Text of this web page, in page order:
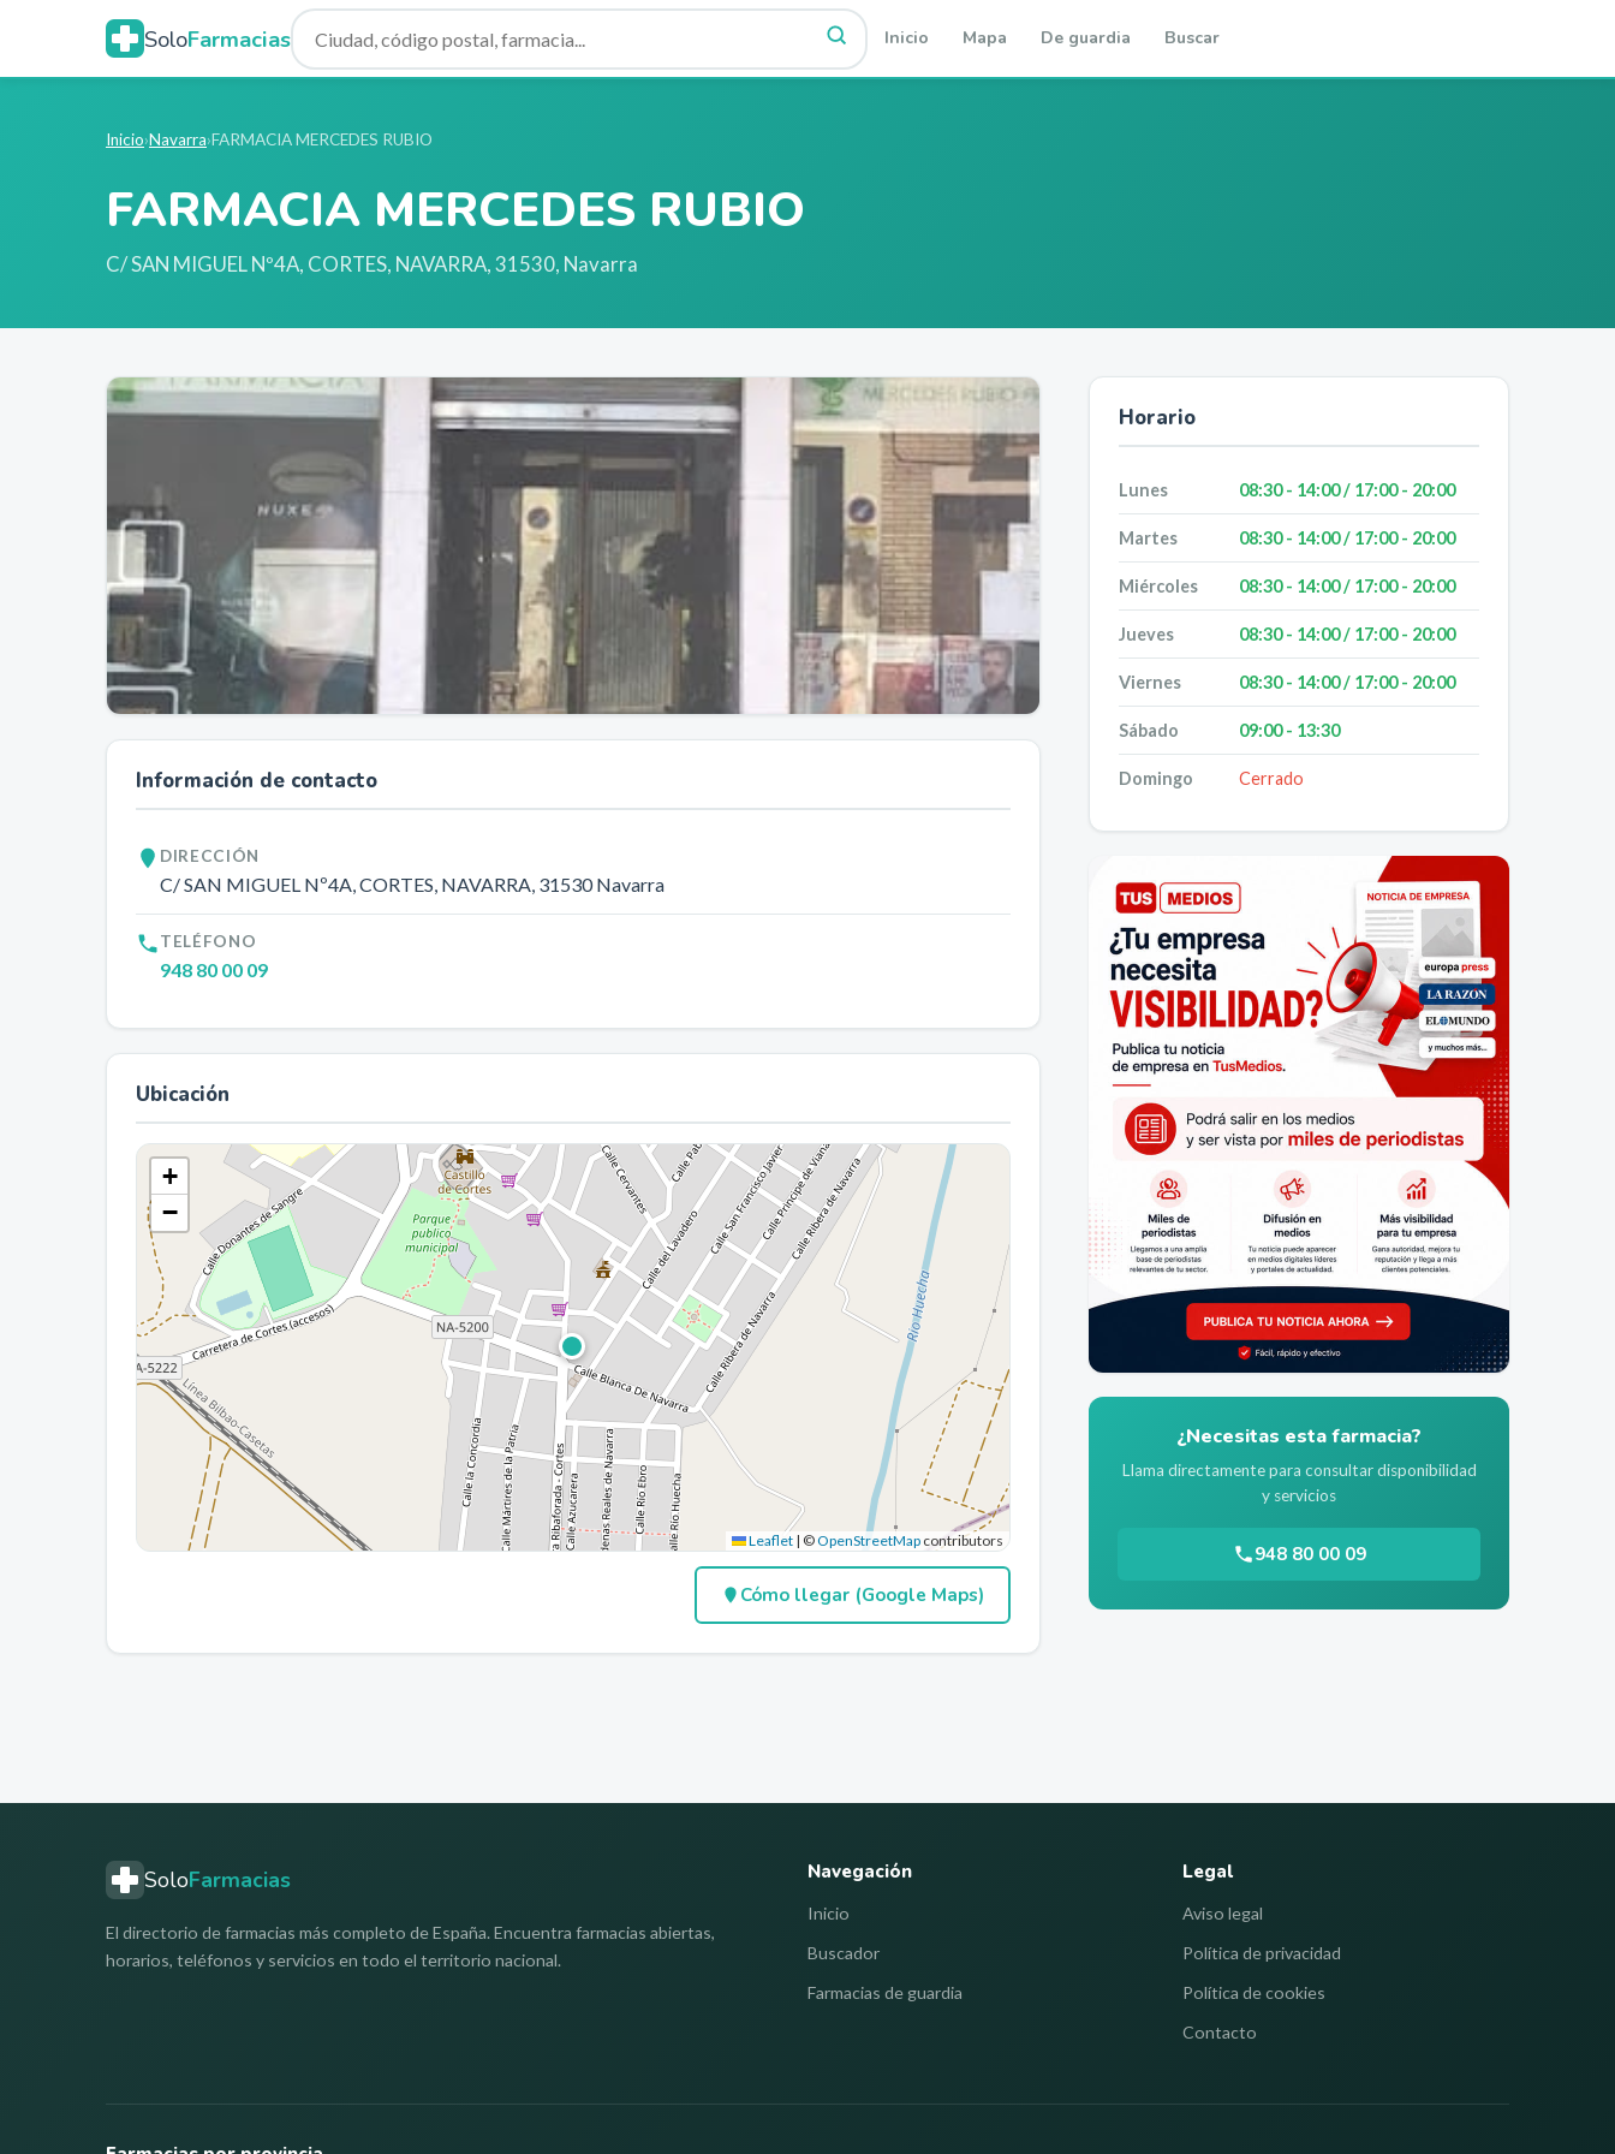
SoloFarmacias Inicio Mapa De guardia Buscar
Inicio›Navarra›FARMACIA MERCEDES RUBIO
FARMACIA MERCEDES RUBIO
C/ SAN MIGUEL Nº4A, CORTES, NAVARRA, 31530, Navarra
Información de contacto
DIRECCIÓN
C/ SAN MIGUEL Nº4A, CORTES, NAVARRA, 31530 Navarra
TELÉFONO
948 80 00 09
Ubicación
+
−
Leaflet | ©OpenStreetMap contributors
Cómo llegar (Google Maps)
Horario
Lunes 08:30 - 14:00 / 17:00 - 20:00
Martes 08:30 - 14:00 / 17:00 - 20:00
Miércoles 08:30 - 14:00 / 17:00 - 20:00
Jueves 08:30 - 14:00 / 17:00 - 20:00
Viernes 08:30 - 14:00 / 17:00 - 20:00
Sábado 09:00 - 13:30
Domingo Cerrado
¿Necesitas esta farmacia?
Llama directamente para consultar disponibilidad
y servicios
948 80 00 09
SoloFarmacias
El directorio de farmacias más completo de España. Encuentra farmacias abiertas,
horarios, teléfonos y servicios en todo el territorio nacional.
Navegación
Inicio
Buscador
Farmacias de guardia
Legal
Aviso legal
Política de privacidad
Política de cookies
Contacto